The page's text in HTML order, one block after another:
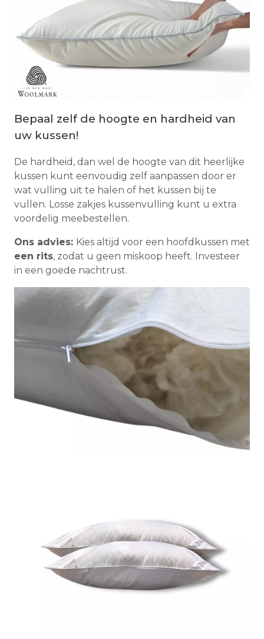
Bepaal zelf de hoogte en hardheid van
uw kussen!
De hardheid, dan wel de hoogte van dit heerlijke
kussen kunt eenvoudig zelf aanpassen door er
wat vulling uit te halen of het kussen bij te
vullen. Losse zakjes kussenvulling kunt u extra
voordelig meebestellen.
Ons advies: Kies altijd voor een hoofdkussen met
een rits, zodat u geen miskoop heeft. Investeer
in een goede nachtrust.